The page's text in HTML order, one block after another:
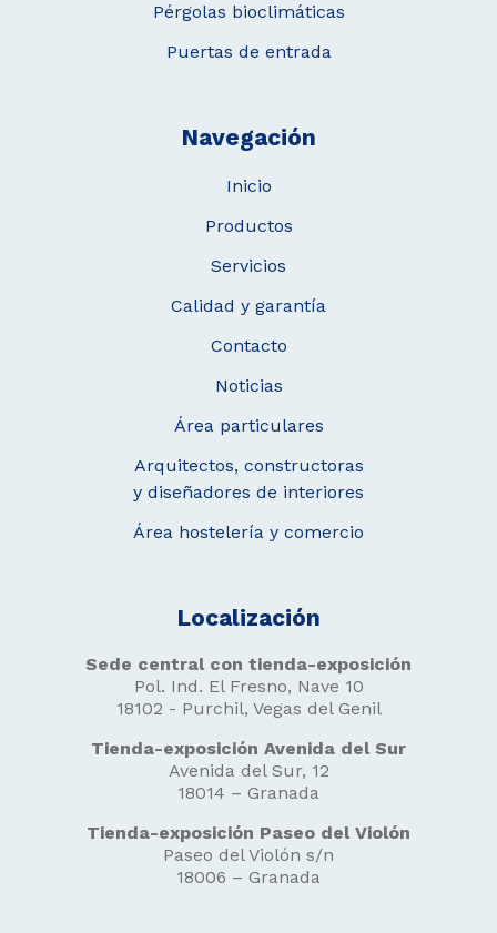
Pérgolas bioclimáticas
Puertas de entrada
Navegación
Inicio
Productos
Servicios
Calidad y garantía
Contacto
Noticias
Área particulares
Arquitectos, constructoras
y diseñadores de interiores
Área hostelería y comercio
Localización
Sede central con tienda-exposición
Pol. Ind. El Fresno, Nave 10
18102 - Purchil, Vegas del Genil
Tienda-exposición Avenida del Sur
Avenida del Sur, 12
18014 – Granada
Tienda-exposición Paseo del Violón
Paseo del Violón s/n
18006 – Granada